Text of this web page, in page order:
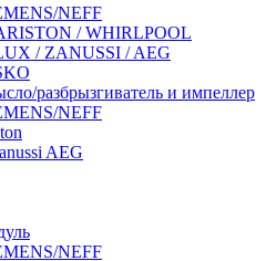
NEFF
/ WHIRLPOOL
/ ZANUSSI / AEG
разбрызгиватель и импеллер
NEFF
AEG
NEFF